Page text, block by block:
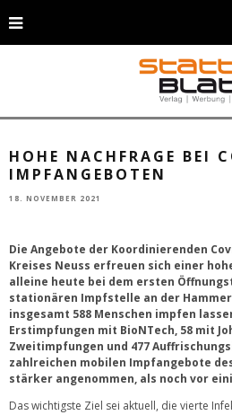
Landrat Hans-Jürgen Petrauschke freut
den Impfangeboten und appelliert,
HOHE NACHFRAGE BEI
IMPFANGEBOTEN
18. NOVEMBER 2021
Die Angebote der Koordinierenden
Kreises Neuss erfreuen sich einer
alleine heute bei dem ersten
stationären Impfstelle an der
insgesamt 588 Menschen impfen
Erstimpfungen mit BioNTech, 58 mit
Zweitimpfungen und 477
zahlreichen mobilen Impfangebote
stärker angenommen, als noch vor
Das wichtigste Ziel sei aktuell, die vierte